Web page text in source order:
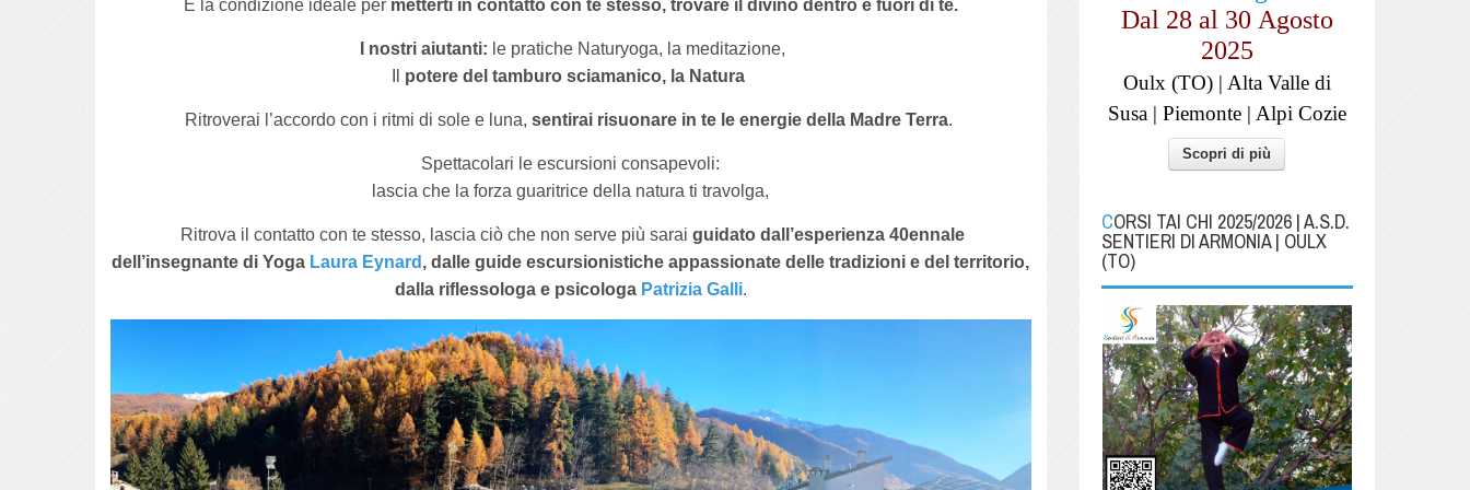
È la condizione ideale per metterti in contatto con te stesso, trovare il divino dentro e fuori di te.
I nostri aiutanti: le pratiche Naturyoga, la meditazione,
potere del tamburo sciamanico, la Natura
Ritroverai l’accordo con i ritmi di sole e luna, sentirai risuonare in te le energie della Madre Terra.
Spettacolari le escursioni consapevoli:
lascia che la forza guaritrice della natura ti travolga,
Ritrova il contatto con te stesso, lascia ciò che non serve più sarai guidato dall’esperienza 40ennale
dell’insegnante di Yoga Laura Eynard , dalle guide escursionistiche appassionate delle tradizioni e del territorio,
dalla riflessologa e psicologa Patrizia Galli.
Dal 28 al 30 Agosto
2025
Oulx (TO) | Alta Valle di
Susa | Piemonte | Alpi Cozie
Scopri di più
CORSI TAI CHI 2025/2026 | A.S.D.
SENTIERI DI ARMONIA | OULX
(TO)